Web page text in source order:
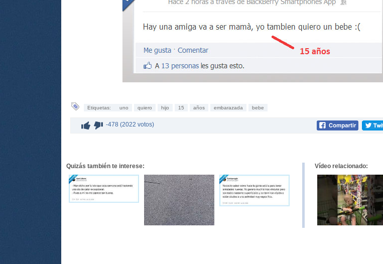
Etiquetas: uno quiero hijo 15 años embarazada bebe
-478 (2022 votos)
Quizás también te interese: Vídeo relacionado: